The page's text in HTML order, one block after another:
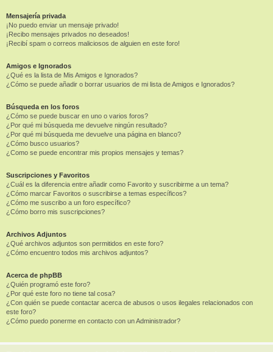
Mensajería privada
¡No puedo enviar un mensaje privado!
¡Recibo mensajes privados no deseados!
¡Recibí spam o correos maliciosos de alguien en este foro!
Amigos e Ignorados
¿Qué es la lista de Mis Amigos e Ignorados?
¿Cómo se puede añadir o borrar usuarios de mi lista de Amigos e Ignorados?
Búsqueda en los foros
¿Cómo se puede buscar en uno o varios foros?
¿Por qué mi búsqueda me devuelve ningún resultado?
¿Por qué mi búsqueda me devuelve una página en blanco?
¿Cómo busco usuarios?
¿Como se puede encontrar mis propios mensajes y temas?
Suscripciones y Favoritos
¿Cuál es la diferencia entre añadir como Favorito y suscribirme a un tema?
¿Cómo marcar Favoritos o suscribirse a temas específicos?
¿Cómo me suscribo a un foro específico?
¿Cómo borro mis suscripciones?
Archivos Adjuntos
¿Qué archivos adjuntos son permitidos en este foro?
¿Cómo encuentro todos mis archivos adjuntos?
Acerca de phpBB
¿Quién programó este foro?
¿Por qué este foro no tiene tal cosa?
¿Con quién se puede contactar acerca de abusos o usos ilegales relacionados con
este foro?
¿Cómo puedo ponerme en contacto con un Administrador?